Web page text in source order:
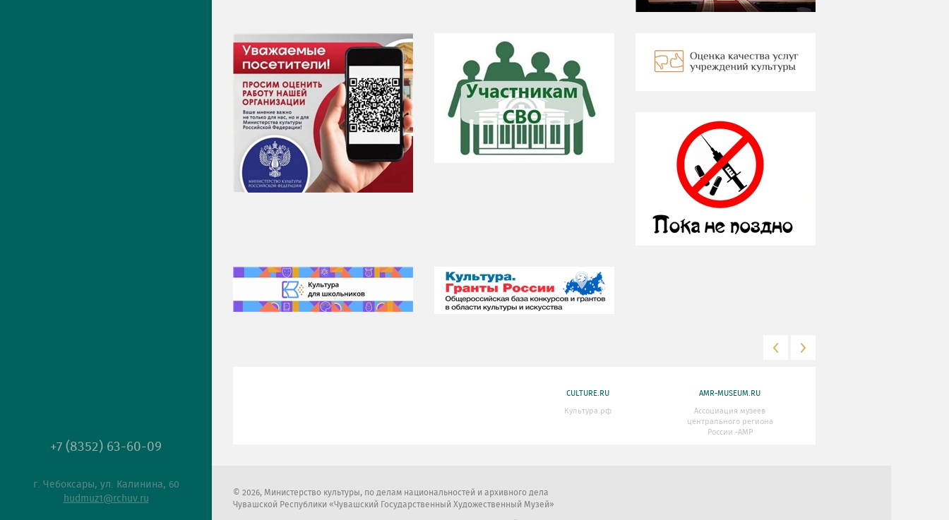
+7 (8352) 63-60-09
г. Чебоксары, ул. Калинина, 60
hudmuz1@rchuv.ru
CULTURE.RU
Культура.рф
AMR-MUSEUM.RU
Ассоциация музеев
центрального региона
России -АМР
2026, Министерство культуры, по делам национальностей и архивного дела
Чувашской Республики «Чувашский Государственный Художественный Музей»